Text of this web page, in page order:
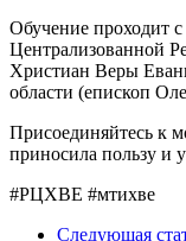
Обучение проходит с
Централизованной
Христиан Веры
области (епископ
Присоединяйтесь к
приносила пользу и
#РЦХВЕ #мтихве
Следующая